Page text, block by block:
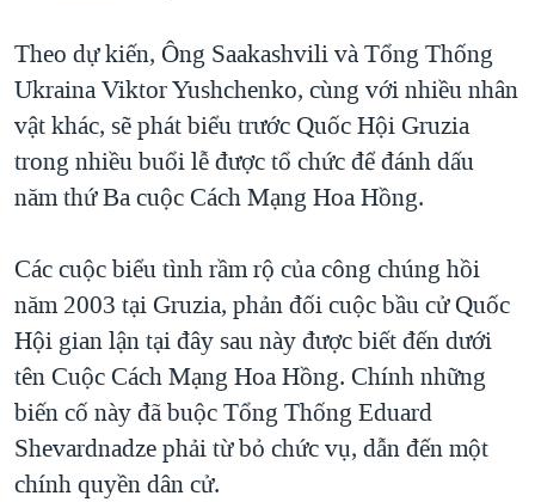
SỨC KHOẺ
VĂN HOÁ
THỂ THAO
GIÁO DỤC
TRỊNH VĨNH BÌNH - NGƯỜI HẠ 'BÊN THẮNG CUỘC'
GROUND ZERO – XƯA VÀ NAY
CHI PHÍ CHIẾN TRANH AFGHANISTAN
CÁC GIÁ TRỊ CỘNG HÒA Ở VIỆT NAM
TRỊNH VĨNH BÌNH VS. CHÍNH PHỦ VIỆT NAM
NGƯ DÂN VIỆT VÀ LÀN SÓNG TRỘM HẢI SÂM
BÊN KIA QUỐC LỘ: TIẾNG VỌNG TỪ NÔNG THÔN MỸ
QUAN HỆ VIỆT MỸ
Ngôn ngữ khác
Theo dự kiến, Ông Saakashvili và Tổng Thống
Ukraina Viktor Yushchenko, cùng với nhiều nhân
vật khác, sẽ phát biểu trước Quốc Hội Gruzia
trong nhiều buổi lễ được tổ chức để đánh dấu
năm thứ Ba cuộc Cách Mạng Hoa Hồng.
Các cuộc biểu tình rầm rộ của công chúng hồi
năm 2003 tại Gruzia, phản đối cuộc bầu cử Quốc
Hội gian lận tại đây sau này được biết đến dưới
tên Cuộc Cách Mạng Hoa Hồng. Chính những
biến cố này đã buộc Tổng Thống Eduard
Shevardnadze phải từ bỏ chức vụ, dẫn đến một
chính quyền dân cử.